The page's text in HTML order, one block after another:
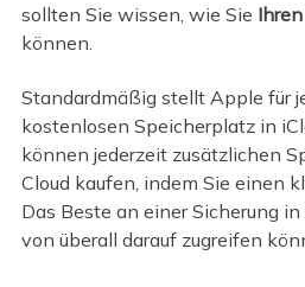
sollten Sie wissen, wie Sie
können.
Standardmäßig stellt Apple für
kostenlosen Speicherplatz in
können jederzeit zusätzlichen
Cloud kaufen, indem Sie einen
Das Beste an einer Sicherung in
von überall darauf zugreifen